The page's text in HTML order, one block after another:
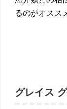
るのがオスス
グレイス